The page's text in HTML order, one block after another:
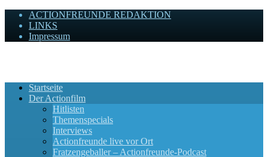
ACTIONFREUNDE REDAKTION
LINKS
Impressum
Startseite
Der Actionfilm
Hitlisten
Themenspecials
Interviews
Actionfreunde live vor Ort
Fratzengeballer – Actionfreunde-Podcast